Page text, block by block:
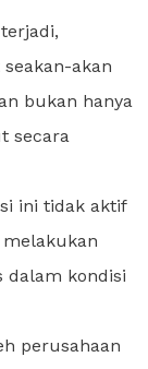
akan
bukan hanya
secara
ini tidak aktif
dalam kondisi
perusahaan